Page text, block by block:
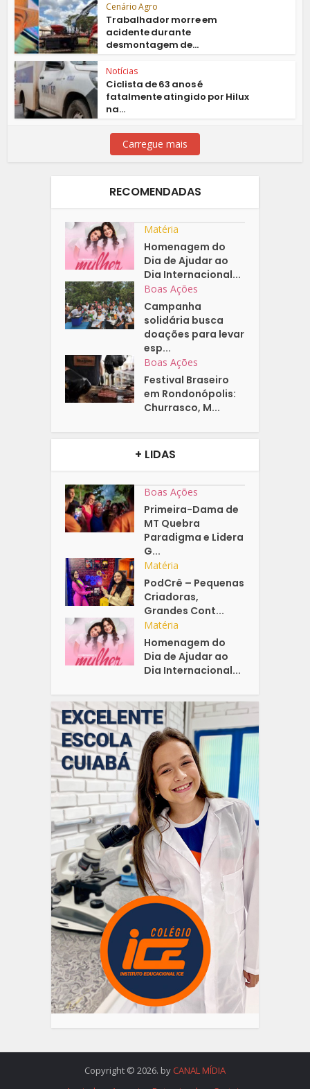
Cenário Agro
Trabalhador morre em
acidente durante
desmontagem de...
Notícias
Ciclista de 63 anos é
fatalmente atingido por Hilux
na...
Carregue mais
RECOMENDADAS
Matéria
Homenagem do
Dia de Ajudar ao
Dia Internacional...
Boas Ações
Campanha
solidária busca
doações para levar
esp...
Boas Ações
Festival Braseiro
em Rondonópolis:
Churrasco, M...
+ LIDAS
Boas Ações
Primeira-Dama de
MT Quebra
Paradigma e Lidera
G...
Matéria
PodCrê – Pequenas
Criadoras,
Grandes Cont...
Matéria
Homenagem do
Dia de Ajudar ao
Dia Internacional...
Copyright © 2026. by CANAL MÍDIA